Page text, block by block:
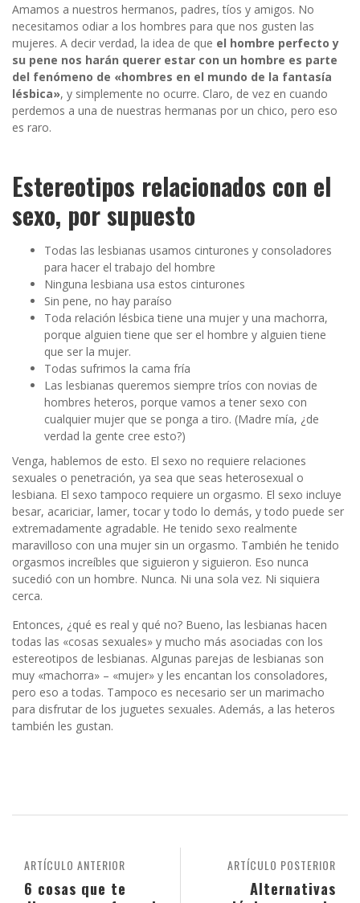
Amamos a nuestros hermanos, padres, tíos y amigos. No
necesitamos odiar a los hombres para que nos gusten las
mujeres. A decir verdad, la idea de que el hombre perfecto y
su pene nos harán querer estar con un hombre es parte
del fenómeno de «hombres en el mundo de la fantasía
lésbica», y simplemente no ocurre. Claro, de vez en cuando
perdemos a una de nuestras hermanas por un chico, pero eso
es raro.
Estereotipos relacionados con el
sexo, por supuesto
Todas las lesbianas usamos cinturones y consoladores
para hacer el trabajo del hombre
Ninguna lesbiana usa estos cinturones
Sin pene, no hay paraíso
Toda relación lésbica tiene una mujer y una machorra,
porque alguien tiene que ser el hombre y alguien tiene
que ser la mujer.
Todas sufrimos la cama fría
Las lesbianas queremos siempre tríos con novias de
hombres heteros, porque vamos a tener sexo con
cualquier mujer que se ponga a tiro. (Madre mía, ¿de
verdad la gente cree esto?)
Venga, hablemos de esto. El sexo no requiere relaciones
sexuales o penetración, ya sea que seas heterosexual o
lesbiana. El sexo tampoco requiere un orgasmo. El sexo incluye
besar, acariciar, lamer, tocar y todo lo demás, y todo puede ser
extremadamente agradable. He tenido sexo realmente
maravilloso con una mujer sin un orgasmo. También he tenido
orgasmos increíbles que siguieron y siguieron. Eso nunca
sucedió con un hombre. Nunca. Ni una sola vez. Ni siquiera
cerca.
Entonces, ¿qué es real y qué no? Bueno, las lesbianas hacen
todas las «cosas sexuales» y mucho más asociadas con los
estereotipos de lesbianas. Algunas parejas de lesbianas son
muy «machorra» – «mujer» y les encantan los consoladores,
pero eso a todas. Tampoco es necesario ser un marimacho
para disfrutar de los juguetes sexuales. Además, a las heteros
también les gustan.
ARTÍCULO POSTERIOR
Alternativas
ARTÍCULO ANTERIOR
6 cosas que te